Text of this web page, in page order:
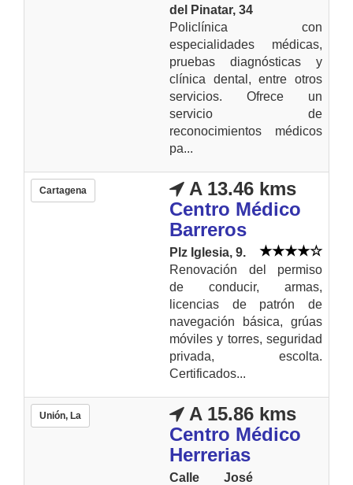
del Pinatar, 34
Policlínica con
especialidades médicas,
pruebas diagnósticas y
clínica dental, entre otros
servicios. Ofrece un
servicio de
reconocimientos médicos
pa...
Cartagena
A 13.46 kms
Centro Médico
Barreros
Plz Iglesia, 9.
Renovación del permiso
de conducir, armas,
licencias de patrón de
navegación básica, grúas
móviles y torres, seguridad
privada, escolta.
Certificados...
Unión, La
A 15.86 kms
Centro Médico
Herrerias
Calle José